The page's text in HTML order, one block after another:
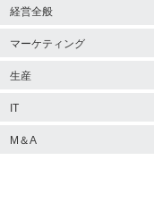
経営全般
マーケティング
生産
IT
M＆A